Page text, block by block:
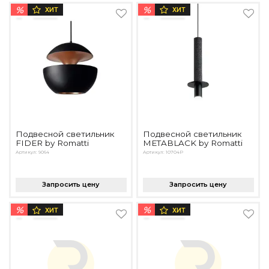
Подбор, производство и комплектация по вашему
Реализованные проекты
% ХИТ
Подвесной светильник
FIDER by Romatti
Артикул: 9064
Запросить цену
% ХИТ
Подвесной светильник
METABLACK by Romatti
Артикул: 10704P
Запросить цену
% ХИТ % ХИТ